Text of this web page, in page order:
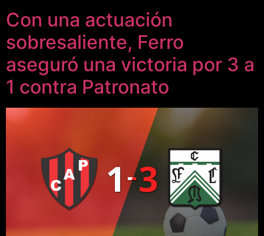
Con una actuación
sobresaliente, Ferro
aseguró una victoria por 3 a
1 contra Patronato